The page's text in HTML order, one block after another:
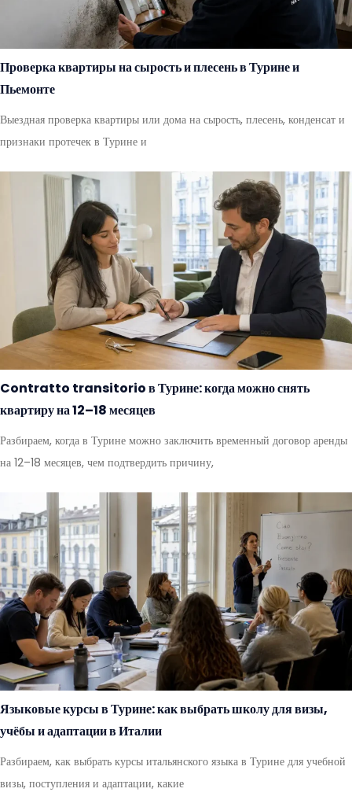
Проверка квартиры на сырость и плесень в Турине и
Пьемонте
Выездная проверка квартиры или дома на сырость, плесень, конденсат и
признаки протечек в Турине и
Contratto transitorio в Турине: когда можно снять
квартиру на 12–18 месяцев
Разбираем, когда в Турине можно заключить временный договор аренды
на 12–18 месяцев, чем подтвердить причину,
Языковые курсы в Турине: как выбрать школу для визы,
учёбы и адаптации в Италии
Разбираем, как выбрать курсы итальянского языка в Турине для учебной
визы, поступления и адаптации, какие